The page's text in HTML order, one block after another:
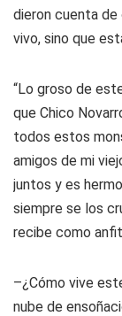
dieron cuenta de
vivo, sino que
“Lo groso de
que Chico
todos estos
amigos de mi
juntos y es
siempre se los
recibe como
–¿Cómo vive
nube de